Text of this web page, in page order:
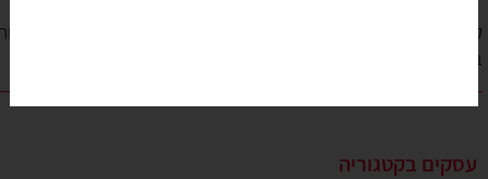
קנית בגדי ילדים - און ליין , מגוון רחב של פרטים , מהחברות
בעולם במקום אחד
עסקים בקטגוריה